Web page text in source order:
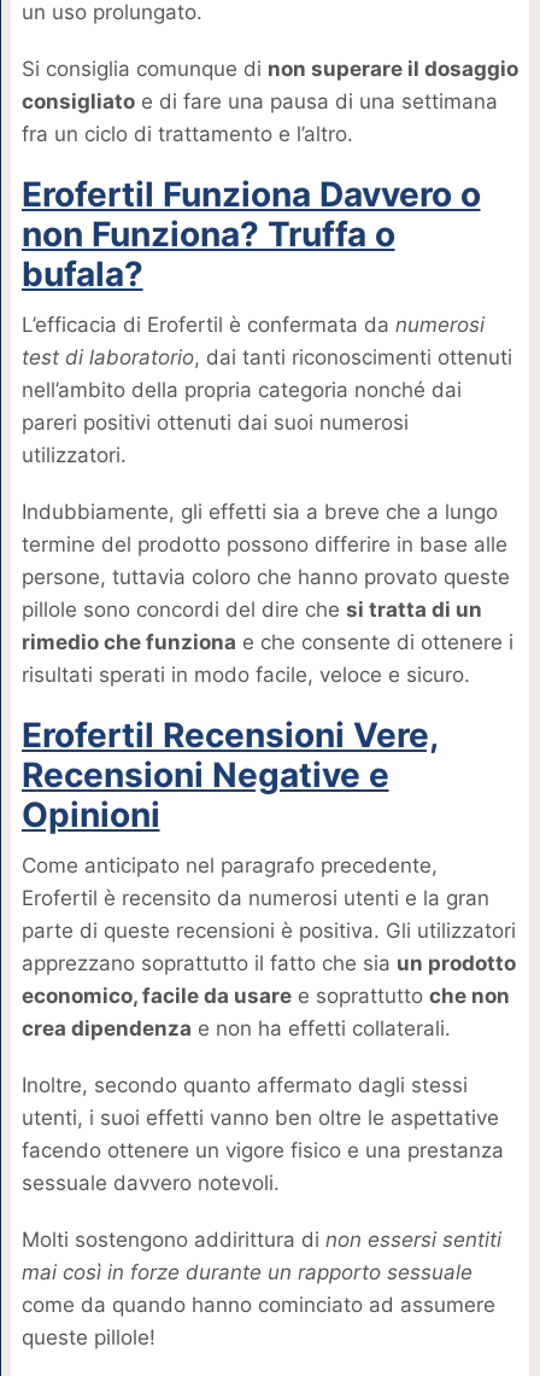
un uso prolungato.
Si consiglia comunque di non superare il dosaggio
consigliatoe di fare una pausa di una settimana
fra un ciclo di trattamento e l’altro.
Erofertil Funziona Davvero o
non Funziona? Truffa o
bufala?
L’efficacia di Erofertil è confermata da numerosi
test di laboratorio, dai tanti riconoscimenti ottenuti
nell’ambito della propria categoria nonché dai
pareri positivi ottenuti dai suoi numerosi
utilizzatori.
Indubbiamente, gli effetti sia a breve che a lungo
termine del prodotto possono differire in base alle
persone, tuttavia coloro che hanno provato queste
pillole sono concordi del dire che si tratta di un
rimedio che funziona e che consente di ottenere i
risultati sperati in modo facile, veloce e sicuro.
Erofertil Recensioni Vere,
Recensioni Negative e
Opinioni
Come anticipato nel paragrafo precedente,
Erofertil è recensito da numerosi utenti e la gran
parte di queste recensioni è positiva. Gli utilizzatori
apprezzano soprattutto il fatto che sia un prodotto
economico, facile da usaree soprattutto che non
crea dipendenza e non ha effetti collaterali.
Inoltre, secondo quanto affermato dagli stessi
utenti, i suoi effetti vanno ben oltre le aspettative
facendo ottenere un vigore fisico e una prestanza
sessuale davvero notevoli.
Molti sostengono addirittura di non essersi sentiti
mai così in forze durante un rapporto sessuale
come da quando hanno cominciato ad assumere
queste pillole!